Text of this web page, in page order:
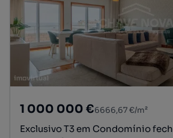
1 000 000 €6666,67 €/m²
Exclusivo T3 em Condomínio